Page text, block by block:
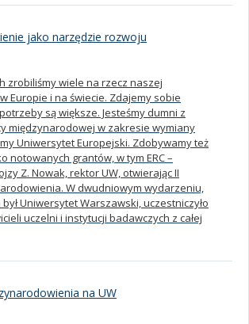
jako narzędzie rozwoju
zrobiliśmy wiele na rzecz naszej
Europie i na świecie. Zdajemy sobie
są większe. Jesteśmy dumni z
międzynarodowej w zakresie wymiany
Uniwersytet Europejski. Zdobywamy też
notowanych grantów, w tym ERC –
Z. Nowak, rektor UW, otwierając II
W dwudniowym wydarzeniu,
Uniwersytet Warszawski, uczestniczyło
uczelni i instytucji badawczych z całej
na UW